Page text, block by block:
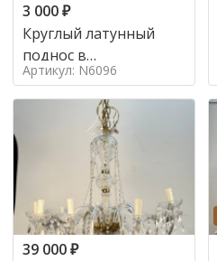
3 000₽
Круглый латунный
поднос в
марокканском стиле в
стиле
Артикул: N6096
39 000₽